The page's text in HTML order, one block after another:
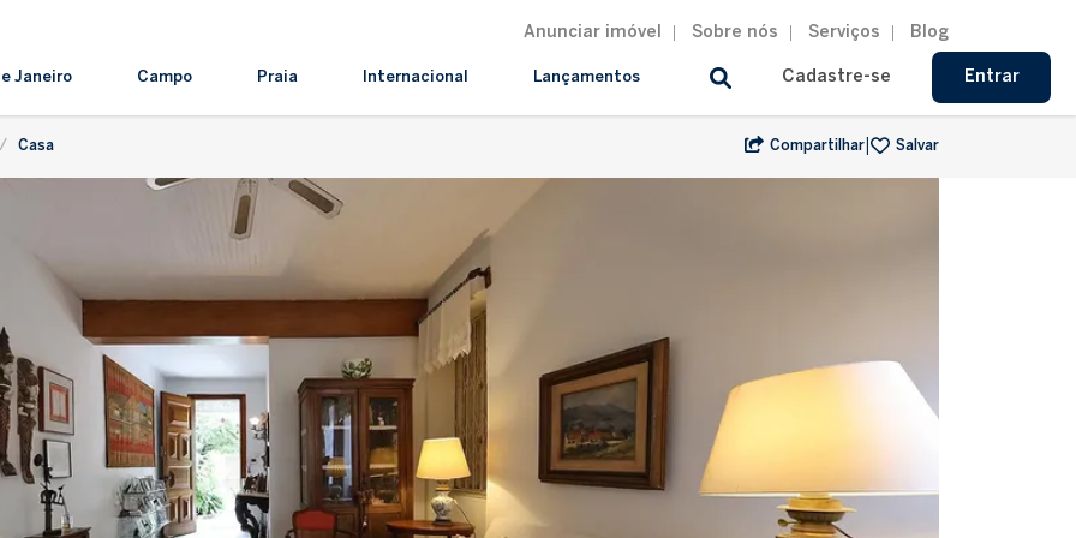
Anunciar imóvel Sobre nós Serviços Blog
Janeiro Campo Praia Internacional Lançamentos Cadastre-se Entrar
Casa Salvar
|
Compartilhar